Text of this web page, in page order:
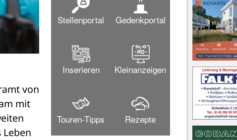
von
mit
Stellenportal Gedenkportal
Inserieren Kleinanzeigen
Touren-Tipps Rezepte